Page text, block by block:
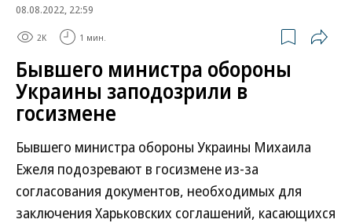
08.08.2022, 22:59
2K 1 мин.
Бывшего министра обороны
Украины заподозрили в
госизмене
Бывшего министра обороны Украины Михаила
Ежеля подозревают в госизмене из-за
согласования документов, необходимых для
заключения Харьковских соглашений, касающихся